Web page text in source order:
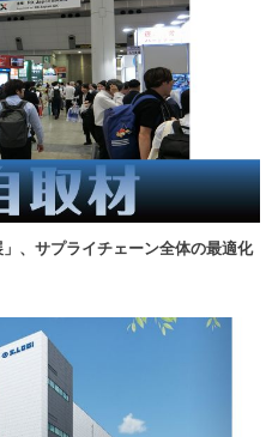
、サプライチェーン全体の最適化